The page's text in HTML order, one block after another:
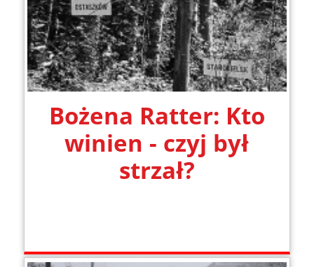
Bożena Ratter: Kto
winien - czyj był
strzał?